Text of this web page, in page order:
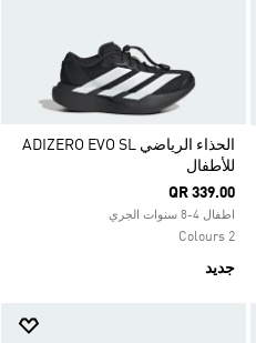
الحذاء الرياضي ADIZERO EVO SL
للأطفال
QR 339.00
اطفال 4-8 سنوات الجري
2 Colours
جديد